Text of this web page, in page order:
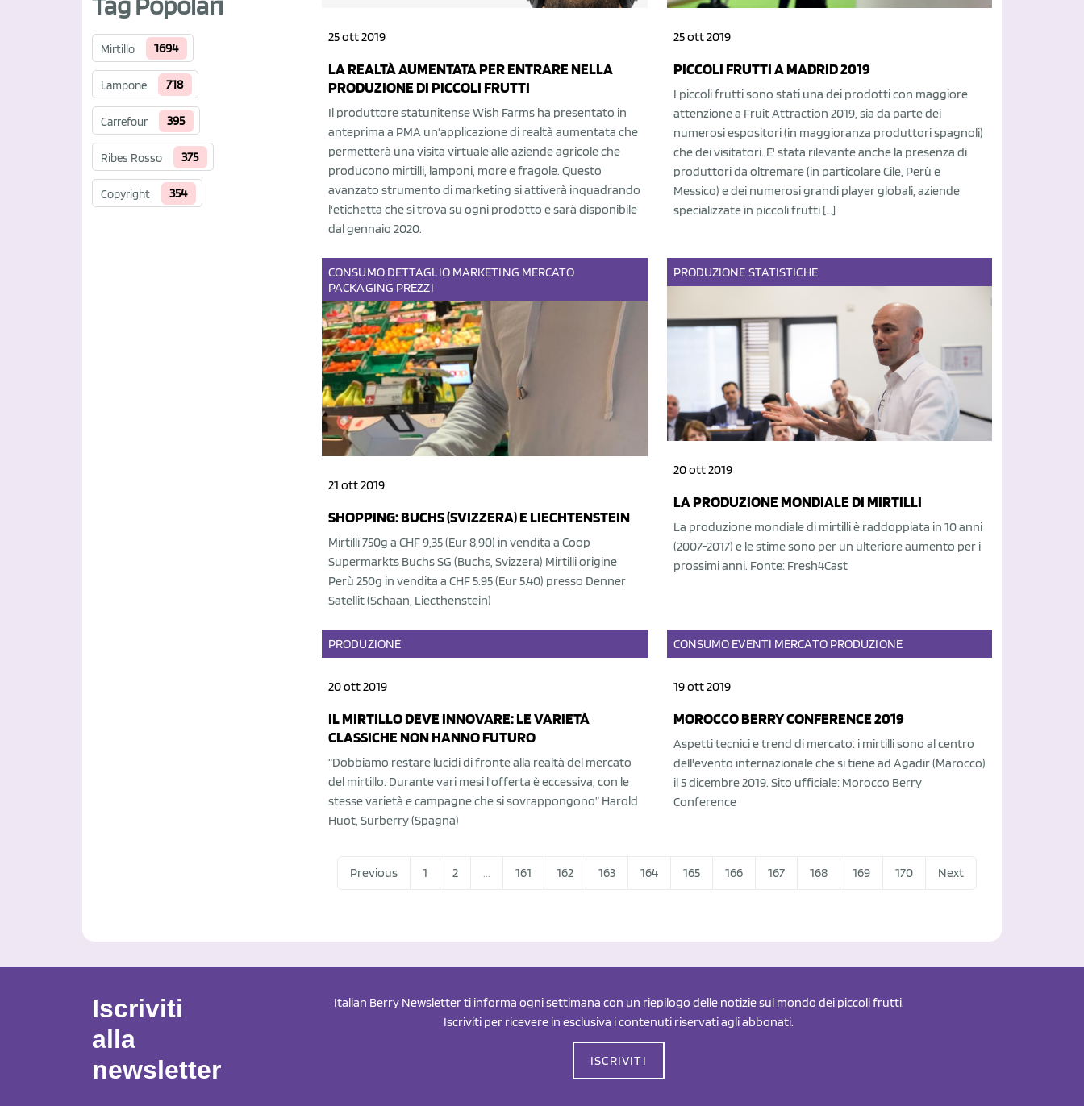
Mirtillo 1694
Lampone 718
Carrefour 395
Ribes Rosso 375
Copyright 354
25 ott 2019
LA REALTÀ AUMENTATA PER ENTRARE NELLA
PRODUZIONE DI PICCOLI FRUTTI
Il produttore statunitense Wish Farms ha presentato in
anteprima a PMA un'applicazione di realtà aumentata che
permetterà una visita virtuale alle aziende agricole che
producono mirtilli, lamponi, more e fragole. Questo
avanzato strumento di marketing si attiverà inquadrando
l'etichetta che si trova su ogni prodotto e sarà disponibile
dal gennaio 2020.
25 ott 2019
PICCOLI FRUTTI A MADRID 2019
I piccoli frutti sono stati una dei prodotti con maggiore
attenzione a Fruit Attraction 2019, sia da parte dei
numerosi espositori (in maggioranza produttori spagnoli)
che dei visitatori. E' stata rilevante anche la presenza di
produttori da oltremare (in particolare Cile, Perù e
Messico) e dei numerosi grandi player globali, aziende
specializzate in piccoli frutti […]
CONSUMO DETTAGLIO MARKETING MERCATO
PACKAGING PREZZI
21 ott 2019
SHOPPING: BUCHS (SVIZZERA) E LIECHTENSTEIN
Mirtilli 750g a CHF 9,35 (Eur 8,90) in vendita a Coop
Supermarkts Buchs SG (Buchs, Svizzera) Mirtilli origine
Perù 250g in vendita a CHF 5.95 (Eur 5.40) presso Denner
Satellit (Schaan, Liecthenstein)
PRODUZIONE STATISTICHE
20 ott 2019
LA PRODUZIONE MONDIALE DI MIRTILLI
La produzione mondiale di mirtilli è raddoppiata in 10 anni
(2007-2017) e le stime sono per un ulteriore aumento per i
prossimi anni. Fonte: Fresh4Cast
PRODUZIONE
20 ott 2019
IL MIRTILLO DEVE INNOVARE: LE VARIETÀ
CLASSICHE NON HANNO FUTURO
“Dobbiamo restare lucidi di fronte alla realtà del mercato
del mirtillo. Durante vari mesi l'offerta è eccessiva, con le
stesse varietà e campagne che si sovrappongono” Harold
Huot, Surberry (Spagna)
CONSUMO EVENTI MERCATO PRODUZIONE
19 ott 2019
MOROCCO BERRY CONFERENCE 2019
Aspetti tecnici e trend di mercato: i mirtilli sono al centro
dell'evento internazionale che si tiene ad Agadir (Marocco)
il 5 dicembre 2019. Sito ufficiale: Morocco Berry
Conference
Previous 1 2 ... 161 162 163 164 165 166 167 168 169 170 Next
Iscriviti
alla
newsletter
Italian Berry Newsletter ti informa ogni settimana con un riepilogo delle notizie sul mondo dei piccoli frutti.
Iscriviti per ricevere in esclusiva i contenuti riservati agli abbonati.
ISCRIVITI